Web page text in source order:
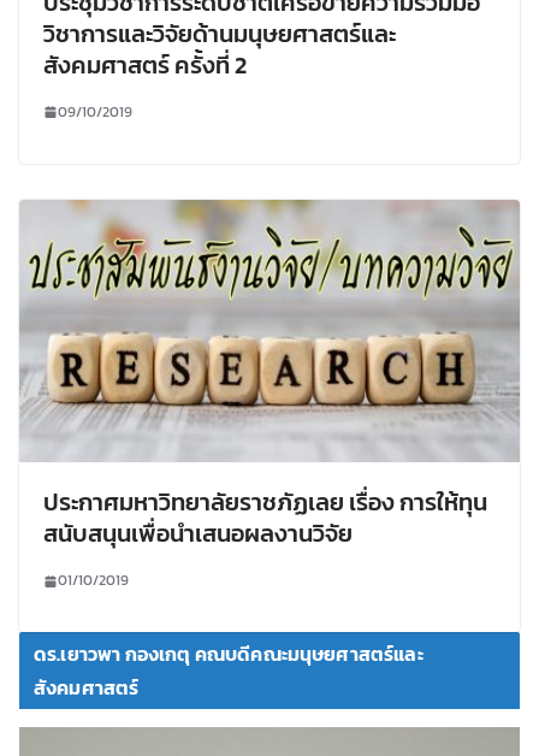
วิชาการและวิจัยด้านมนุษยศาสตร์และ
สังคมศาสตร์ ครั้งที่ 2
09/10/2019
ประกาศมหาวิทยาลัยราชภัฏเลย เรื่อง การให้ทุน
สนับสนุนเพื่อนําเสนอผลงานวิจัย
01/10/2019
ดร.เยาวพา กองเกตุ คณบดีคณะมนุษยศาสตร์และ
สังคมศาสตร์